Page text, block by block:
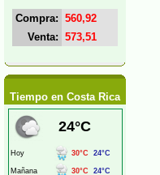
Compra: 560,92
Venta: 573,51
Tiempo en Costa Rica